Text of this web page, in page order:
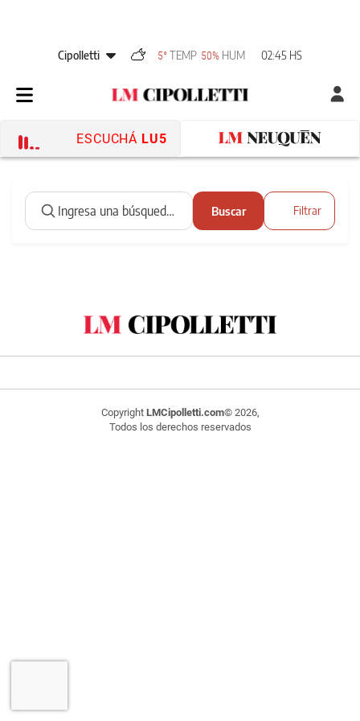
Cipolletti 5° TEMP 50% HUM 02:45 HS
ESCUCHÁ LU5
Buscar Filtrar
Copyright LMCipolletti.com© 2026,
Todos los derechos reservados